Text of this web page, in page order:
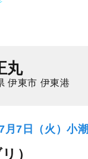
丸
伊東市 伊東港
月7日（火）小潮
）